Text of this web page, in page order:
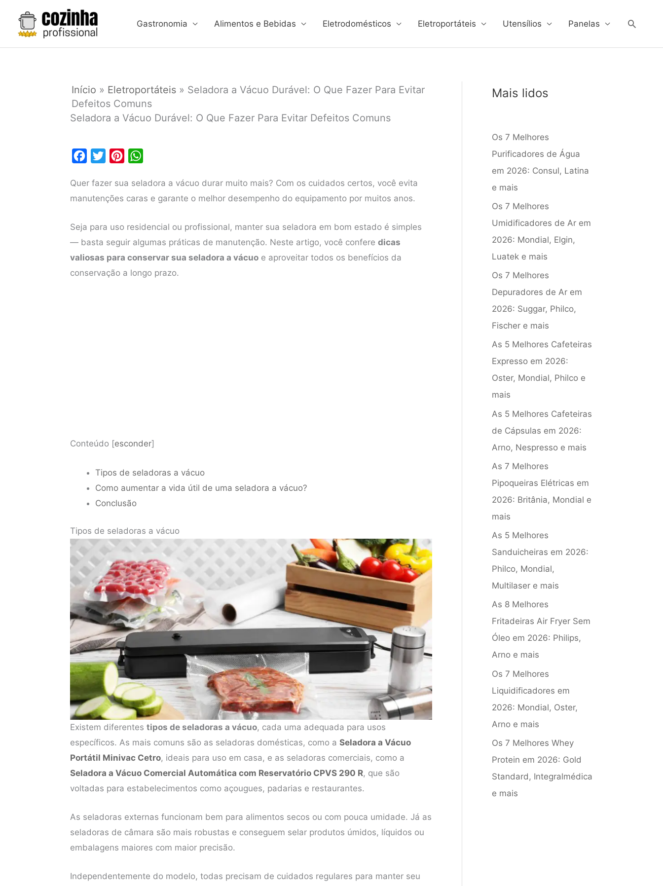
Gastronomia Alimentos e Bebidas Eletrodomésticos Eletroportáteis Utensílios Panelas
Início » Eletroportáteis » Seladora a Vácuo Durável: O Que Fazer Para Evitar
Defeitos Comuns
Seladora a Vácuo Durável: O Que Fazer Para Evitar Defeitos Comuns
c
e
o
o
k
i
t
e
r
n
t
e
s
t
a
t
A
p
p
Quer fazer sua seladora a vácuo durar muito mais? Com os cuidados certos, você evita
manutenções caras e garante o melhor desempenho do equipamento por muitos anos.
Seja para uso residencial ou profissional, manter sua seladora em bom estado é simples
— basta seguir algumas práticas de manutenção. Neste artigo, você confere dicas
valiosas para conservar sua seladora a vácuo e aproveitar todos os benefícios da
conservação a longo prazo.
Conteúdo [esconder]
Tipos de seladoras a vácuo
Como aumentar a vida útil de uma seladora a vácuo?
Conclusão
Tipos de seladoras a vácuo
Existem diferentes tipos de seladoras a vácuo, cada uma adequada para usos
específicos. As mais comuns são as seladoras domésticas, como a Seladora a Vácuo
Portátil Minivac Cetro, ideais para uso em casa, e as seladoras comerciais, como a
Seladora a Vácuo Comercial Automática com Reservatório CPVS 290 R, que são
voltadas para estabelecimentos como açougues, padarias e restaurantes.
As seladoras externas funcionam bem para alimentos secos ou com pouca umidade. Já as
seladoras de câmara são mais robustas e conseguem selar produtos úmidos, líquidos ou
embalagens maiores com maior precisão.
Independentemente do modelo, todas precisam de cuidados regulares para manter seu
Mais lidos
Os 7 Melhores
Purificadores de Água
em 2026: Consul, Latina
e mais
Os 7 Melhores
Umidificadores de Ar em
2026: Mondial, Elgin,
Luatek e mais
Os 7 Melhores
Depuradores de Ar em
2026: Suggar, Philco,
Fischer e mais
As 5 Melhores Cafeteiras
Expresso em 2026:
Oster, Mondial, Philco e
mais
As 5 Melhores Cafeteiras
de Cápsulas em 2026:
Arno, Nespresso e mais
As 7 Melhores
Pipoqueiras Elétricas em
2026: Britânia, Mondial e
mais
As 5 Melhores
Sanduicheiras em 2026:
Philco, Mondial,
Multilaser e mais
As 8 Melhores
Fritadeiras Air Fryer Sem
Óleo em 2026: Philips,
Arno e mais
Os 7 Melhores
Liquidificadores em
2026: Mondial, Oster,
Arno e mais
Os 7 Melhores Whey
Protein em 2026: Gold
Standard, Integralmédica
e mais